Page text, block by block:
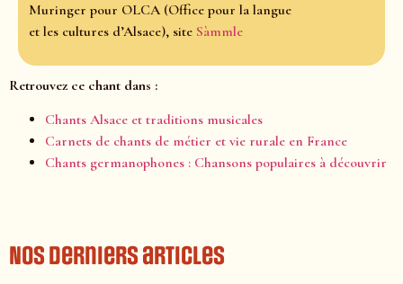
Muringer pour OLCA (Office pour la langue
et les cultures d’Alsace), site Sàmmle
Retrouvez ce chant dans :
Chants Alsace et traditions musicales
Carnets de chants de métier et vie rurale en France
Chants germanophones : Chansons populaires à découvrir
Nos derniers articles